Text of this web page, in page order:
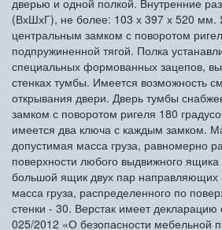
(ВхШхГ), не более: 103 х 397 х 520 мм.
центральным замком с поворотом
подпружиненной тягой. Полка
специальных формованных зацепов,
стенках тумбы. Имеется возможность
открывания двери. Дверь тумбы
замком с поворотом ригеля 180
имеется два ключа с каждым замком.
допустимая масса груза, равномерно
поверхности любого выдвижного ящика
большой ящик двух пар
масса груза, распределенного по
стенки - 30. Верстак имеет декларацию
025/2012 «О безопасности мебельной